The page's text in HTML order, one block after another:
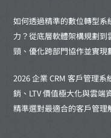
如何透過精準的數位轉型
力？從底層軟體架構規劃
頸、優化跨部門協作並實現
2026 企業 CRM 客戶管理
銷、LTV 價值極大化與雲
精準選對最適合的客戶管理